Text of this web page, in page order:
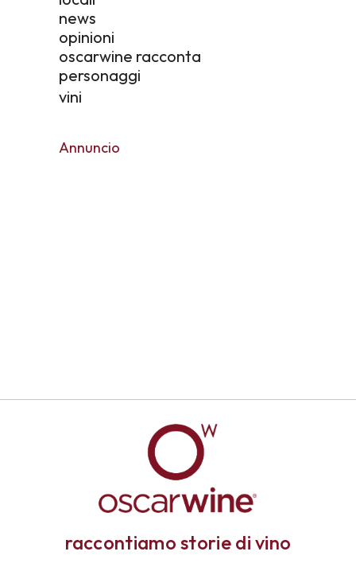
news
opinioni
oscarwine racconta
personaggi
vini
Annuncio
raccontiamo storie di vino